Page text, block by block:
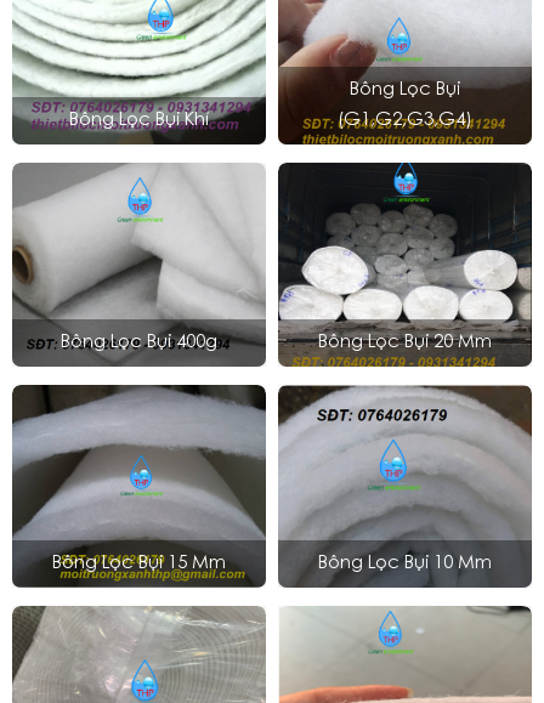
Bông Lọc Bụi Khí
Bông Lọc Bụi
(G1,G2,G3,G4)
Bông Lọc Bụi 400g Bông Lọc Bụi 20 Mm
Bông Lọc Bụi 15 Mm Bông Lọc Bụi 10 Mm